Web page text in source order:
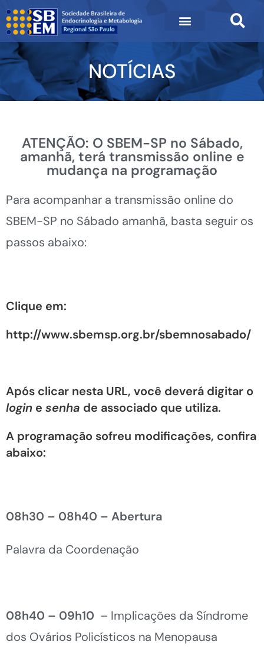
NOTÍCIAS
ATENÇÃO: O SBEM-SP no Sábado,
amanhã, terá transmissão online e
mudança na programação
Para acompanhar a transmissão online do
SBEM-SP no Sábado amanhã, basta seguir os
passos abaixo:
Clique em:
http://www.sbemsp.org.br/sbemnosabado/
Após clicar nesta URL, você deverá digitar o
login e senha de associado que utiliza.
A programação sofreu modificações, confira
abaixo:
08h30 – 08h40 – Abertura
Palavra da Coordenação
08h40 – 09h10 – Implicações da Síndrome
dos Ovários Policísticos na Menopausa